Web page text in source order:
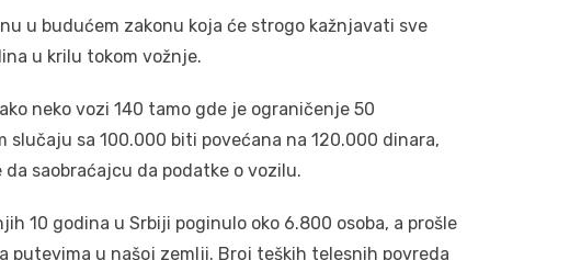
u budućem zakonu koja će strogo kažnjavati sve
u krilu tokom vožnje.
neko vozi 140 tamo gde je ograničenje 50
slučaju sa 100.000 biti povećana na 120.000 dinara,
saobraćajcu da podatke o vozilu.
10 godina u Srbiji poginulo oko 6.800 osoba, a prošle
putevima u našoj zemlji. Broj teških telesnih povreda